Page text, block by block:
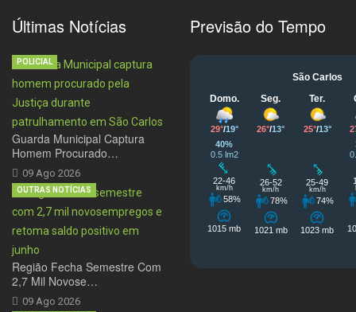
Últimas Notícias
Guarda Municipal Captura
Homem Procurado…
09 Ago 2026
POLICIAL
Região Fecha Semestre Com
2,7 Mil Novose…
09 Ago 2026
OUTRAS NOTÍCIAS
Previsão do Tempo